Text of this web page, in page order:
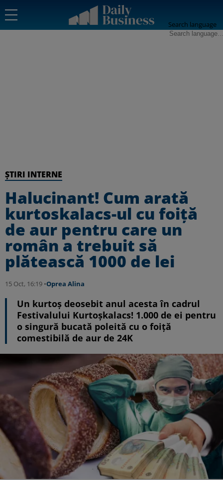
Search language
ȘTIRI INTERNE
Halucinant! Cum arată
kurtoskalacs-ul cu foiță
de aur pentru care un
român a trebuit să
plătească 1000 de lei
15 Oct, 16:19 •Oprea Alina
Un kurtoș deosebit anul acesta în cadrul
Festivalului Kurtoșkalacs! 1.000 de ei pentru
o singură bucată poleită cu o foiță
comestibilă de aur de 24K